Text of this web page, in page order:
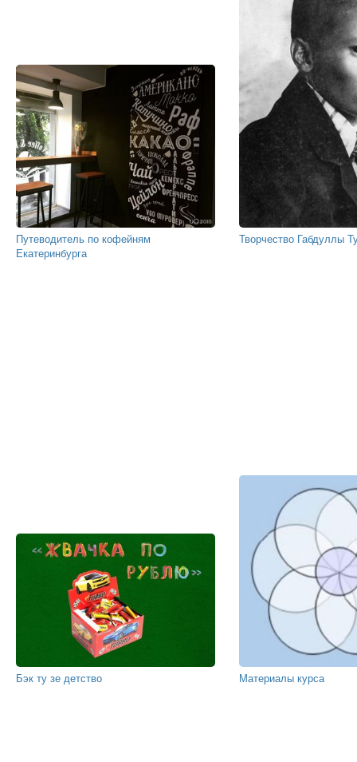
Путеводитель по кофейням
Екатеринбурга
Творчество Габдуллы
Бэк ту зе детство Материалы курса